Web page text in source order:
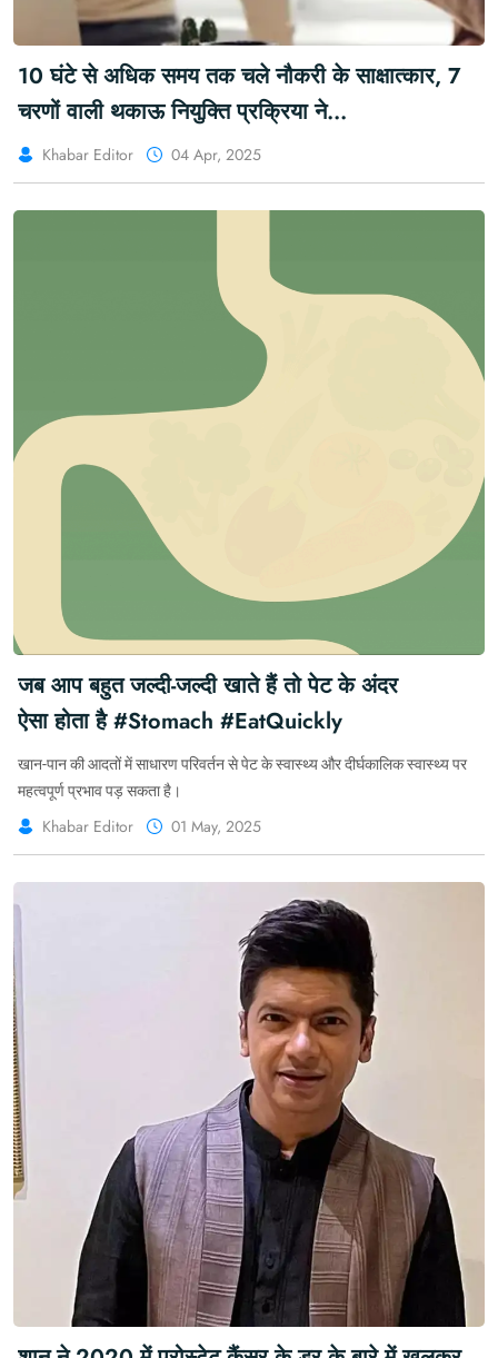
घंटे से अधिक समय तक चले नौकरी के साक्षात्कार, 7
वाली थकाऊ नियुक्ति प्रक्रिया ने
बहस छेड़ दी #JobInterview #Candidate
#Jobs #HiringProcess #Reddit
Khabar Editor 04 Apr, 2025
जब आप बहुत जल्दी-जल्दी खाते हैं तो पेट के अंदर
ऐसा होता है #Stomach #EatQuickly
खान-पान की आदतों में साधारण परिवर्तन से पेट के स्वास्थ्य और दीर्घकालिक स्वास्थ्य पर
महत्वपूर्ण प्रभाव पड़ सकता है।
Khabar Editor 01 May, 2025